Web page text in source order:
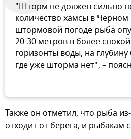
"Шторм не должен сильно
количество хамсы в
штормовой погоде рыба
20-30 метров в более
горизонты воды, на глубину
где уже шторма нет", –
Также он отметил, что рыба
отходит от берега, и рыбакам